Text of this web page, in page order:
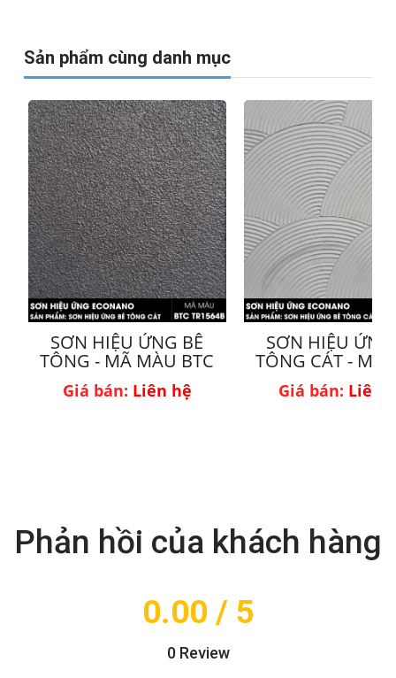
Sản phẩm cùng danh mục
SƠN HIỆU ỨNG BÊ
TÔNG - MÃ MÀU BTC
TR1564B
Giá bán: Liên hệ
SƠN HIỆU ỨNG
TÔNG CÁT - MÃ
BTC18-2
Giá bán: Liên
Phản hồi của khách hàng
0.00 / 5
0Review